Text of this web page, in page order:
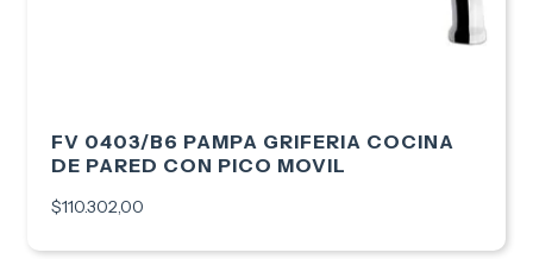
FV 0403/B6 PAMPA GRIFERIA COCINA
DE PARED CON PICO MOVIL
$110.302,00